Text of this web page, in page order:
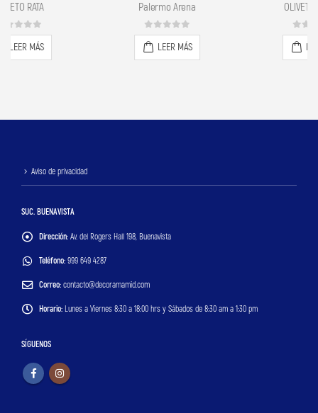
Aviso de privacidad
SUC. BUENAVISTA
Dirección: Av. del Rogers Hall 198, Buenavista
Teléfono: 999 649 4287
Correo: contacto@decoramamid.com
Horario: Lunes a Viernes 8:30 a 18:00 hrs y Sábados de 8:30 am a 1:30 pm
SÍGUENOS